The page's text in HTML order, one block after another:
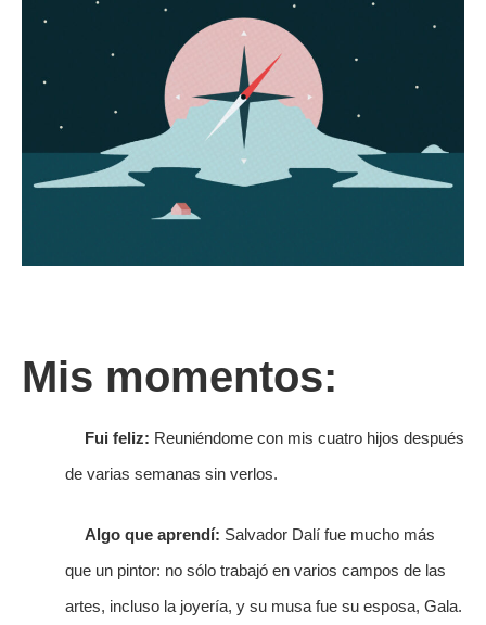
Mis momentos:
Fui feliz: Reuniéndome con mis cuatro hijos después
de varias semanas sin verlos.
Algo que aprendí: Salvador Dalí fue mucho más
que un pintor: no sólo trabajó en varios campos de las
artes, incluso la joyería, y su musa fue su esposa, Gala.